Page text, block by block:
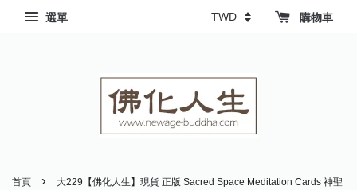
選單 購物車
首頁 ›
大229【佛化人生】現貨 正版 Sacred Space Meditation Cards 神聖